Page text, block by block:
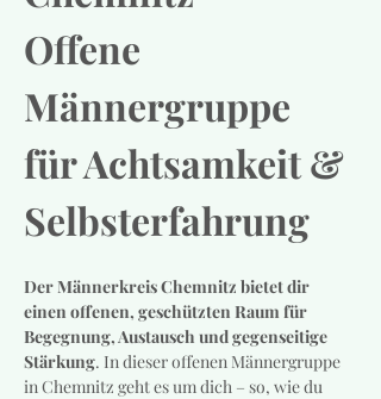
Offene
Männergruppe
für Achtsamkeit &
Selbsterfahrung
Der Männerkreis Chemnitz bietet dir
einen offenen, geschützten Raum für
Begegnung, Austausch und gegenseitige
Stärkung. In dieser offenen Männergruppe
in Chemnitz geht es um dich – so, wie du